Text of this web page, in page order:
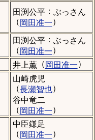
田渕公平： ぶっさん
（ 岡田准一）
田渕公平： ぶっさん
（ 岡田准一）
井上薫（ 岡田准一）
山崎虎児
（長瀬智也）
谷中竜二
（ 岡田准一）
中臣鎌足
（ 岡田准一）